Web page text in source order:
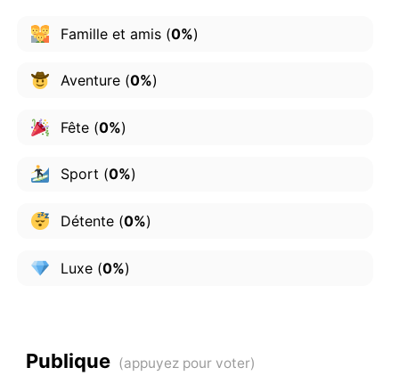
Famille et amis(0%)
Aventure(0%)
Fête(0%)
Sport (0%)
Détente(0%)
Luxe(0%)
Publique